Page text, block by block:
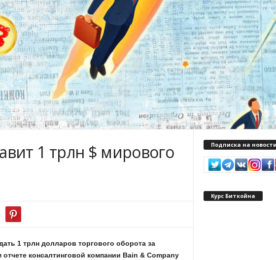
1 трлн $ мирового
1 трлн долларов торгового оборота за
консалтинговой компании Bain & Company
Подписка на новости
Курс Биткойна